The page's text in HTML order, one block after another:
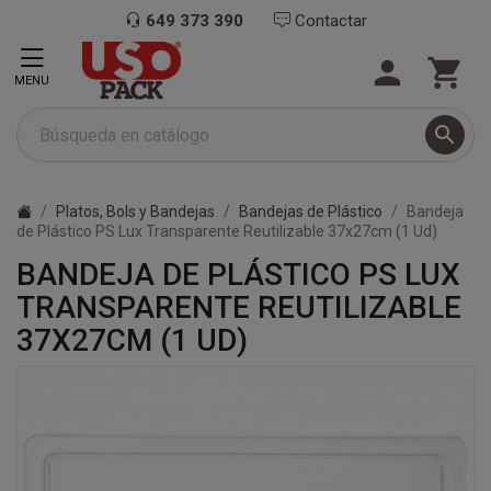
649 373 390 Contactar

 
MENU
Platos, Bols y Bandejas Bandejas de Plástico
Bandeja
de Plástico PS Lux Transparente Reutilizable 37x27cm (1 Ud)
BANDEJA DE PLÁSTICO PS LUX
TRANSPARENTE REUTILIZABLE
37X27CM (1 UD)